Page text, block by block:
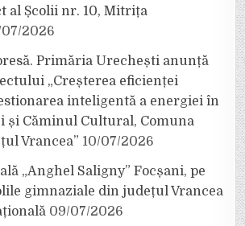
al Școlii nr. 10, Mitrița
07/2026
Primăria Urechești anunță
„Creșterea eficienței
inteligentă a energiei în
și Căminul Cultural, Comuna
Vrancea” 10/07/2026
„Anghel Saligny” Focșani, pe
gimnaziale din județul Vrancea
09/07/2026